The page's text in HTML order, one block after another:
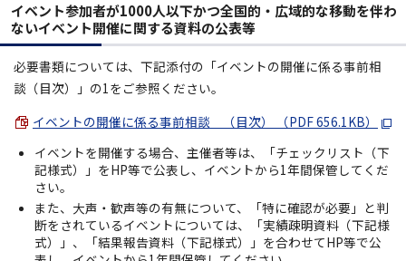
イベント参加者が1000人以下かつ全国的・広域的な移動を伴わ
ないイベント開催に関する資料の公表等
必要書類については、下記添付の「イベントの開催に係る事前相
談（目次）」の1をご参照ください。
イベントの開催に係る事前相談 （目次） （PDF 656.1KB）
イベントを開催する場合、主催者等は、「チェックリスト（下
記様式）」をHP等で公表し、イベントから1年間保管してくだ
さい。
また、大声・歓声等の有無について、「特に確認が必要」と判
断をされているイベントについては、「実績疎明資料（下記様
式）」、「結果報告資料（下記様式）」を合わせてHP等で公